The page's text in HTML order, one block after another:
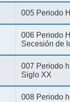
005 Periodo
006 Periodo
Secesión de
007 Periodo
Siglo XX
008 Periodo